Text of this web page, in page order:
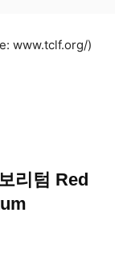
www.tclf.org/)
리텀 Red